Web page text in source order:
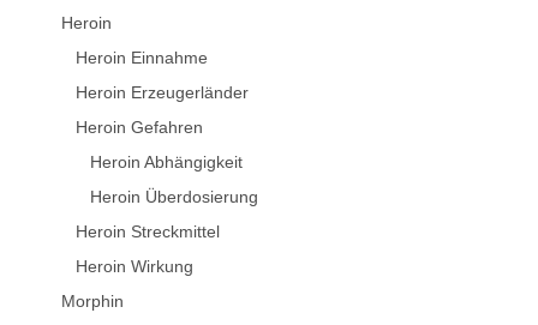
Heroin
Heroin Einnahme
Heroin Erzeugerländer
Heroin Gefahren
Heroin Abhängigkeit
Heroin Überdosierung
Heroin Streckmittel
Heroin Wirkung
Morphin